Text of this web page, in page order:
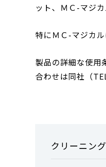
ット、ＭＣ-マジ
特にＭＣ-マジカ
製品の詳細な使用
合わせは同社（
クリーニング